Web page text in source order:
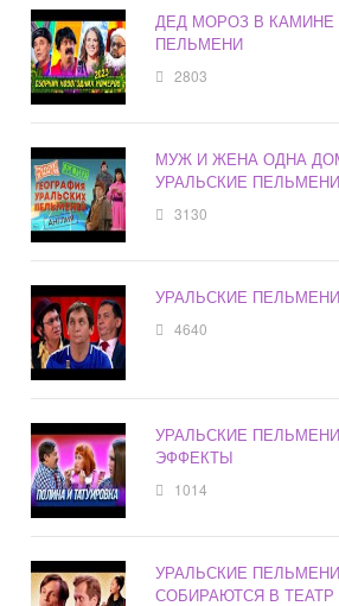
ДЕД МОРОЗ В КАМИНЕ
ПЕЛЬМЕНИ
2803
МУЖ И ЖЕНА ОДНА
УРАЛЬСКИЕ ПЕЛЬМЕНИ
3130
УРАЛЬСКИЕ
4640
УРАЛЬСКИЕ
ЭФФЕКТЫ
1014
УРАЛЬСКИЕ
СОБИРАЮТСЯ В ТЕАТР